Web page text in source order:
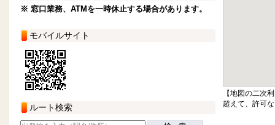
※ 窓口業務、ATMを一時休止する場合があります。
モバイルサイト
ルート検索
【地図の二次
超えて、許可